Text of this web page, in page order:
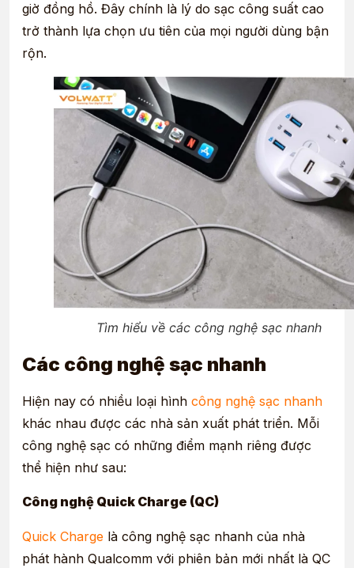
giờ đồng hồ. Đây chính là lý do sạc công suất cao
trở thành lựa chọn ưu tiên của mọi người dùng bận
rộn.
Tìm hiểu về các công nghệ sạc nhanh
Các công nghệ sạc nhanh
Hiện nay có nhiều loại hình công nghệ sạc nhanh
khác nhau được các nhà sản xuất phát triển. Mỗi
công nghệ sạc có những điểm mạnh riêng được
thể hiện như sau:
Công nghệ Quick Charge (QC)
Quick Charge là công nghệ sạc nhanh của nhà
phát hành Qualcomm với phiên bản mới nhất là QC